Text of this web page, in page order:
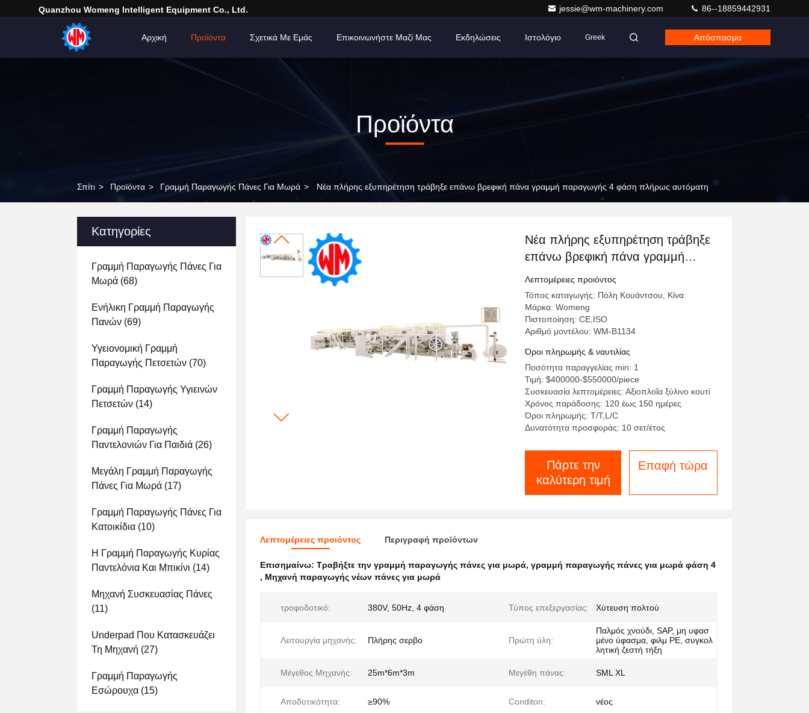
Quanzhou Womeng Intelligent Equipment Co., Ltd. jessie@wm-machinery.com 86--18859442931
Αρχική Προϊόντα Σχετικά Με Εμάς Επικοινωνήστε Μαζί Μας Εκδηλώσεις Ιστολόγιο Greek Απόσπασμα
Προϊόντα
Σπίτι > Προϊόντα > Γραμμή Παραγωγής Πάνες Για Μωρά > Νέα πλήρης εξυπηρέτηση τράβηξε επάνω βρεφική πάνα γραμμή παραγωγής 4 φάση πλήρως αυτόματη
Κατηγορίες
Γραμμή Παραγωγής Πάνες Για
Μωρά (68)
Ενήλικη Γραμμή Παραγωγής
Πανών (69)
Υγειονομική Γραμμή
Παραγωγής Πετσετών (70)
Γραμμή Παραγωγής Υγιεινών
Πετσετών (14)
Γραμμή Παραγωγής
Παντελονιών Για Παιδιά (26)
Μεγάλη Γραμμή Παραγωγής
Πάνες Για Μωρά (17)
Γραμμή Παραγωγής Πάνες Για
Κατοικίδια (10)
Η Γραμμή Παραγωγής Κυρίας
Παντελόνια Και Μπικίνι (14)
Μηχανή Συσκευασίας Πάνες
(11)
Underpad Που Κατασκευάζει
Τη Μηχανή (27)
Γραμμή Παραγωγής
Εσώρουχα (15)
Νέα πλήρης εξυπηρέτηση τράβηξε
επάνω βρεφική πάνα γραμμή
παραγωγής 4 φάση πλήρως
αυτόματη
Λεπτομέρειες προιόντος
Τόπος καταγωγής: Πόλη Κουάντσου, Κίνα
Μάρκα: Womeng
Πιστοποίηση: CE,ISO
Αριθμό μοντέλου: WM-B1134
Όροι πληρωμής & ναυτιλίας
Ποσότητα παραγγελίας min: 1
Τιμή: $400000-$550000/piece
Συσκευασία λεπτομέρειες: Αξιοπλοΐα ξύλινο κουτί
Χρόνος παράδοσης: 120 έως 150 ημέρες
Όροι πληρωμής: T/T,L/C
Δυνατότητα προσφοράς: 10 σετ/έτος
Πάρτε την
καλύτερη τιμή
Επαφή τώρα
Λεπτομέρειες προιόντος Περιγραφή προϊόντων
Επισημαίνω: Τραβήξτε την γραμμή παραγωγής πάνες για μωρά, γραμμή παραγωγής πάνες για μωρά φάση 4
, Μηχανή παραγωγής νέων πάνες για μωρά
τροφοδοτικό: 380V, 50Hz, 4 φάση Τύπος επεξεργασίας: Χύτευση πολτού
Λειτουργία μηχανής: Πλήρης σερβο Πρώτη ύλη:
Παλμός χνούδι, SAP, μη υφασ
μένο ύφασμα, φιλμ ΡΕ, συγκολ
λητική ζεστή τήξη
Μέγεθος Μηχανής: 25m*6m*3m Μεγέθη πάνας: SML XL
Αποδοτικότητα: ≥90% Conditon: νέος